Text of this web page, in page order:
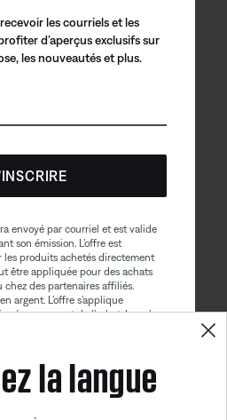
Bose Connect
Bose QCE
juridique
Accessibilité
les témoins
contemporain
les courriels et les
d’aperçus exclusifs sur
les nouveautés et plus.
envoyé par courriel et est valide
son émission. L’offre est
produits achetés directement
être appliquée pour des achats
chez des partenaires affiliés.
argent. L’offre s’applique
au moment de l’achat. La valeur
générales. Cette offre peut être
pouvez vous désinscrire de
à tout moment. Veuillez prendre
la langue